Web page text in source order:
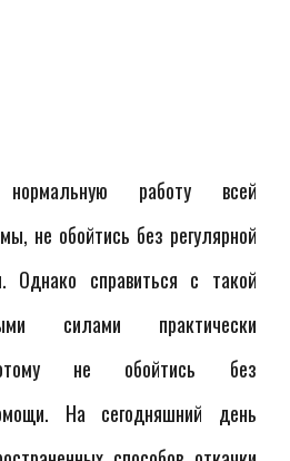
работу всей
не обойтись без регулярной
Однако справиться с такой
силами практически
не обойтись без
На сегодняшний день